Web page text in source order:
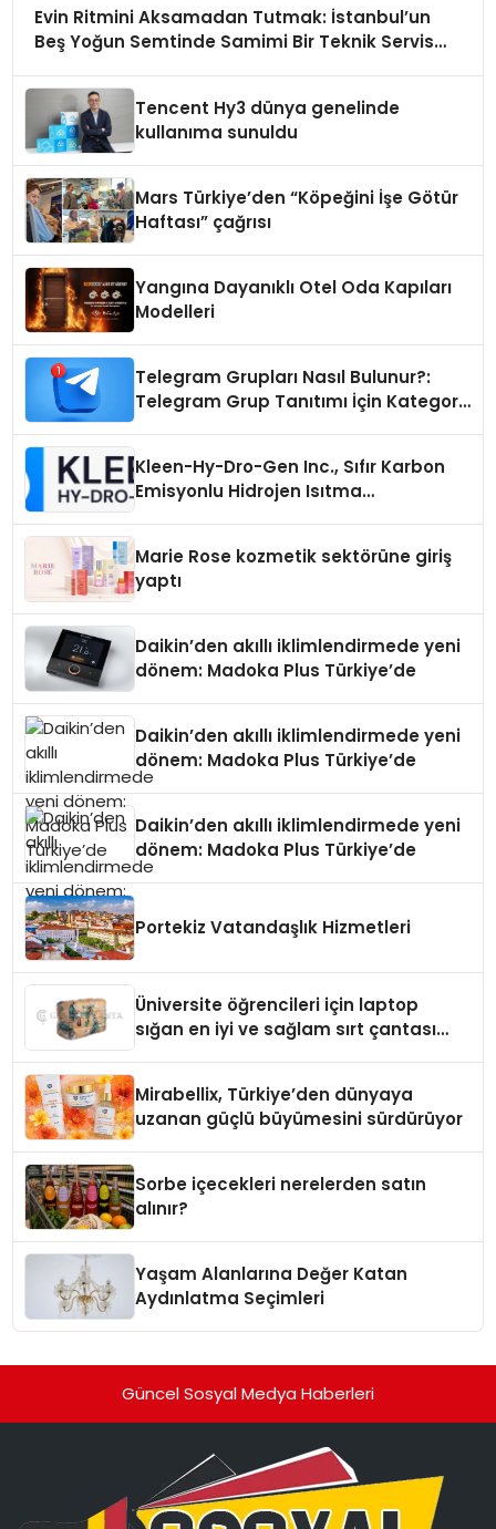
Evin Ritmini Aksamadan Tutmak: İstanbul’un
Beş Yoğun Semtinde Samimi Bir Teknik Servis
Tencent Hy3 dünya genelinde
kullanıma sunuldu
Mars Türkiye’den “Köpeğini İşe Götür
Haftası” çağrısı
Yangına Dayanıklı Otel Oda Kapıları
Modelleri
Telegram Grupları Nasıl Bulunur?:
Telegram Grup Tanıtımı İçin Kategori
Kleen-Hy-Dro-Gen Inc., Sıfır Karbon
Emisyonlu Hidrojen Isıtma
Marie Rose kozmetik sektörüne giriş
yaptı
Daikin’den akıllı iklimlendirmede yeni
dönem: Madoka Plus Türkiye’de
Daikin’den akıllı iklimlendirmede yeni
dönem: Madoka Plus Türkiye’de
Daikin’den akıllı iklimlendirmede yeni
dönem: Madoka Plus Türkiye’de
Portekiz Vatandaşlık Hizmetleri
Üniversite öğrencileri için laptop
sığan en iyi ve sağlam sırt çantası
Mirabellix, Türkiye’den dünyaya
uzanan güçlü büyümesini sürdürüyor
Sorbe içecekleri nerelerden satın
alınır?
Yaşam Alanlarına Değer Katan
Aydınlatma Seçimleri
Güncel Sosyal Medya Haberleri